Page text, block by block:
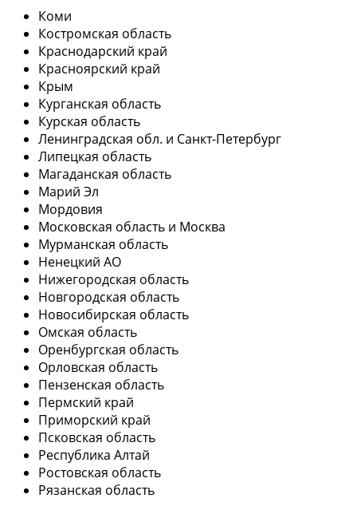
Коми
Костромская область
Краснодарский край
Красноярский край
Крым
Курганская область
Курская область
Ленинградская обл. и Санкт-Петербург
Липецкая область
Магаданская область
Марий Эл
Мордовия
Московская область и Москва
Мурманская область
Ненецкий АО
Нижегородская область
Новгородская область
Новосибирская область
Омская область
Оренбургская область
Орловская область
Пензенская область
Пермский край
Приморский край
Псковская область
Республика Алтай
Ростовская область
Рязанская область